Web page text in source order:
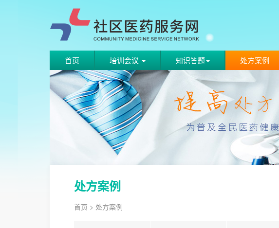
首页 培训会议 知识答题 处方案例
处方案例
首页 > 处方案例